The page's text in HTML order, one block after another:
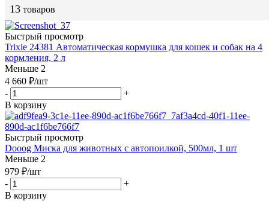
13 товаров
Быстрый просмотр
Trixie 24381 Автоматическая кормушка для кошек и собак на 4
кормления, 2 л
Меньше 2
4 660 ₽/шт
-
+
В корзину
Быстрый просмотр
Dooog Миска для животных с автопоилкой, 500мл, 1 шт
Меньше 2
979 ₽/шт
-
+
В корзину